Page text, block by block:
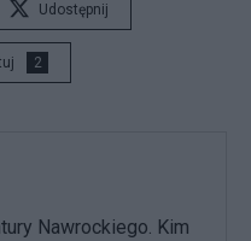
Udostępnij
2
Nawrockiego. Kim